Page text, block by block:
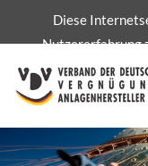
info@vdv-
Diese
Nutzererfahrung
bestimmte